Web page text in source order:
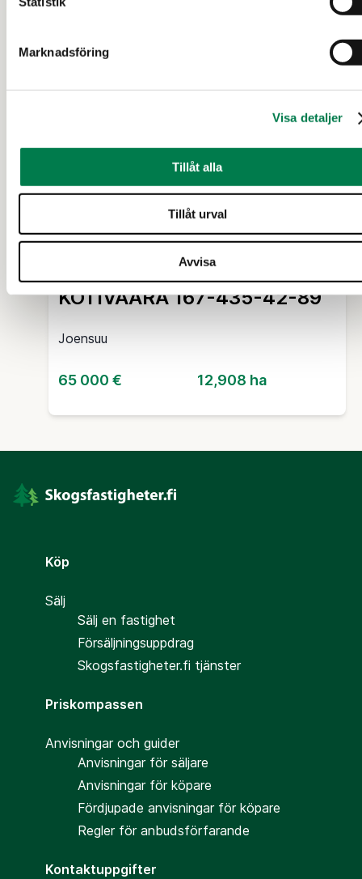
Marknadsföring
Visa detaljer
Tillåt alla
Tillåt urval
Avvisa
3 d
FRITIDSBOSTAD (FASTIGHET)
KOTIVAARA 167-435-42-89
Joensuu
65 000 € 12,908 ha
Köp
Sälj
Sälj en fastighet
Försäljningsuppdrag
Skogsfastigheter.fi tjänster
Priskompassen
Anvisningar och guider
Anvisningar för säljare
Anvisningar för köpare
Fördjupade anvisningar för köpare
Regler för anbudsförfarande
Kontaktuppgifter